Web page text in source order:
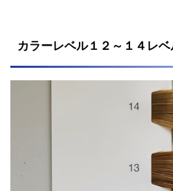
カラーレベル１２～１４レベ